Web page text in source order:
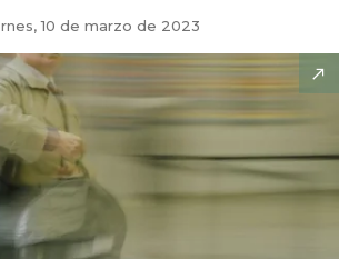
10 de marzo de 2023